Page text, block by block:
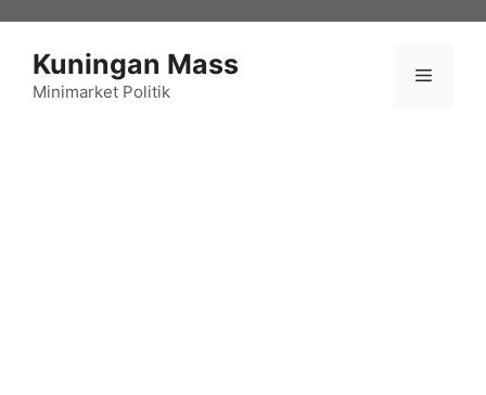
Kuningan Mass
Minimarket Politik
Menu